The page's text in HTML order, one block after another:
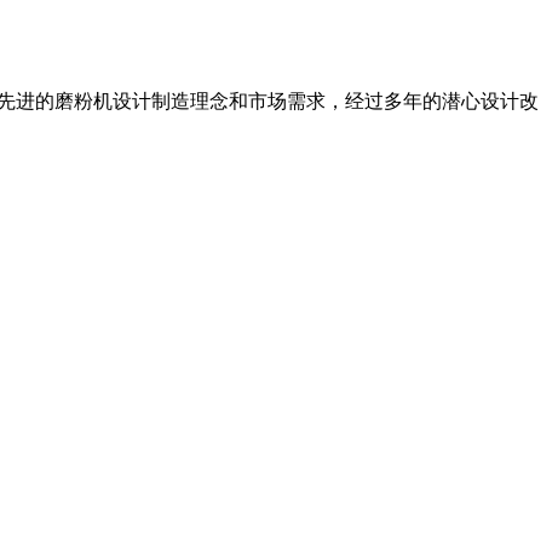
的磨粉机设计制造理念和市场需求，经过多年的潜心设计改